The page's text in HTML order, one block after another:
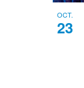
OCT.
23